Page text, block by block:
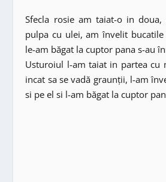
Sfecla rosie am taiat-o in
pulpa cu ulei, am învelit
le-am băgat la cuptor pana s-au
Usturoiul l-am taiat in partea cu
incat sa se vadă graunții, l-am
si pe el si l-am băgat la cuptor